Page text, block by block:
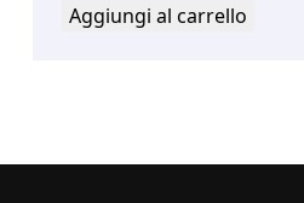
Aggiungi al carrello